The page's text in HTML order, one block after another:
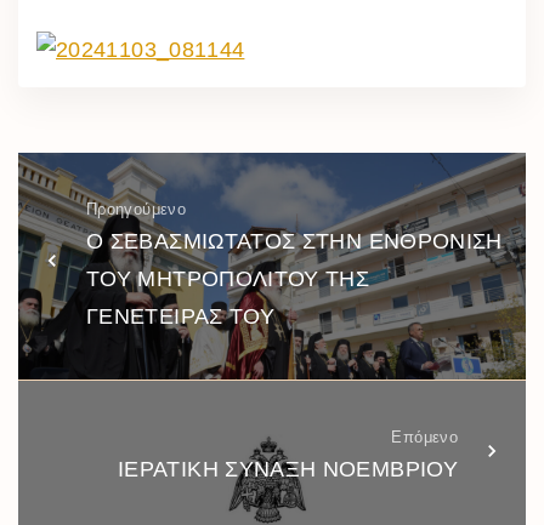
Προηγούμενο
Ο ΣΕΒΑΣΜΙΩΤΑΤΟΣ ΣΤΗΝ ΕΝΘΡΟΝΙΣΗ
ΤΟΥ ΜΗΤΡΟΠΟΛΙΤΟΥ ΤΗΣ
ΓΕΝΕΤΕΙΡΑΣ ΤΟΥ
Επόμενο
ΙΕΡΑΤΙΚΗ ΣΥΝΑΞΗ ΝΟΕΜΒΡΙΟΥ